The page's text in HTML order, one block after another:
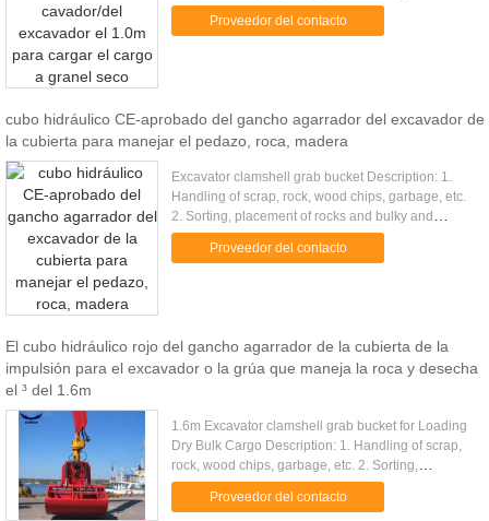
of rocks and bulky and irregular shaped items.
Multiple tine .....
Proveedor del contacto
cubo hidráulico CE-aprobado del gancho agarrador del excavador de
la cubierta para manejar el pedazo, roca, madera
Excavator clamshell grab bucket Description: 1.
Handling of scrap, rock, wood chips, garbage, etc.
2. Sorting, placement of rocks and bulky and
irregular shaped items. 3. Multiple tine design
depending on the ....
Proveedor del contacto
El cubo hidráulico rojo del gancho agarrador de la cubierta de la
impulsión para el excavador o la grúa que maneja la roca y desecha
el ³ del 1.6m
1.6m Excavator clamshell grab bucket for Loading
Dry Bulk Cargo Description: 1. Handling of scrap,
rock, wood chips, garbage, etc. 2. Sorting,
placement of rocks and bulky and irregular shaped
items. 3. ...Proveedor del contacto